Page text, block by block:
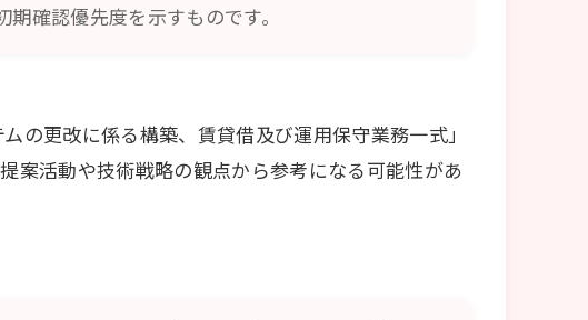
確認優先度を示すものです。
の更改に係る構築、賃貸借及び運用保守業務一式」
案活動や技術戦略の観点から参考になる可能性があ